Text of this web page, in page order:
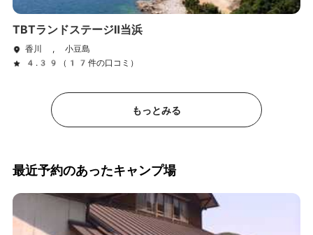
TBTランドステージⅡ当浜
香川 , 小豆島
4.39（17件の口コミ）
もっとみる
最近予約のあったキャンプ場